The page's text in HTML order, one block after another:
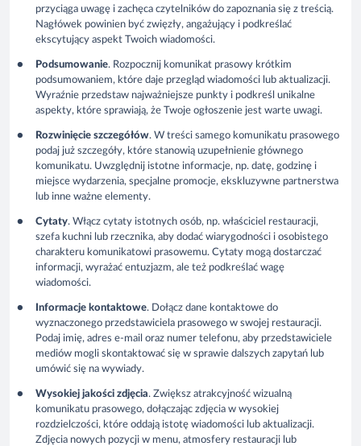
przyciąga uwagę i zachęca czytelników do zapoznania się z treścią.
Nagłówek powinien być zwięzły, angażujący i podkreślać
ekscytujący aspekt Twoich wiadomości.
Podsumowanie. Rozpocznij komunikat prasowy krótkim
podsumowaniem, które daje przegląd wiadomości lub aktualizacji.
Wyraźnie przedstaw najważniejsze punkty i podkreśl unikalne
aspekty, które sprawiają, że Twoje ogłoszenie jest warte uwagi.
Rozwinięcie szczegółów. W treści samego komunikatu prasowego
podaj już szczegóły, które stanowią uzupełnienie głównego
komunikatu. Uwzględnij istotne informacje, np. datę, godzinę i
miejsce wydarzenia, specjalne promocje, ekskluzywne partnerstwa
lub inne ważne elementy.
Cytaty. Włącz cytaty istotnych osób, np. właściciel restauracji,
szefa kuchni lub rzecznika, aby dodać wiarygodności i osobistego
charakteru komunikatowi prasowemu. Cytaty mogą dostarczać
informacji, wyrażać entuzjazm, ale też podkreślać wagę
wiadomości.
Informacje kontaktowe. Dołącz dane kontaktowe do
wyznaczonego przedstawiciela prasowego w swojej restauracji.
Podaj imię, adres e-mail oraz numer telefonu, aby przedstawiciele
mediów mogli skontaktować się w sprawie dalszych zapytań lub
umówić się na wywiady.
Wysokiej jakości zdjęcia. Zwiększ atrakcyjność wizualną
komunikatu prasowego, dołączając zdjęcia w wysokiej
rozdzielczości, które oddają istotę wiadomości lub aktualizacji.
Zdjęcia nowych pozycji w menu, atmosfery restauracji lub